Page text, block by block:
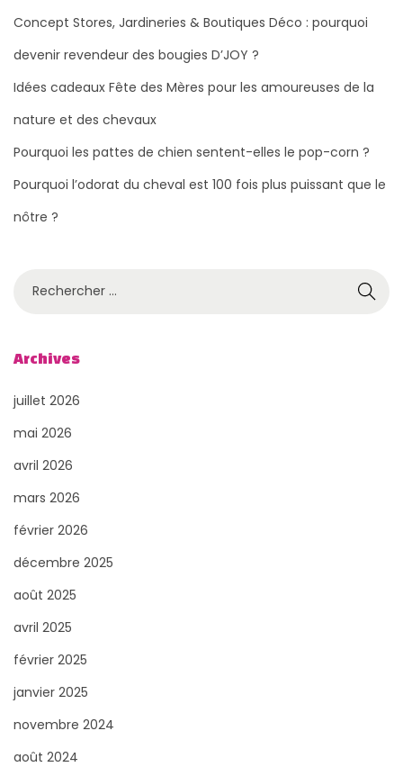
Concept Stores, Jardineries & Boutiques Déco : pourquoi
devenir revendeur des bougies D’JOY ?
Idées cadeaux Fête des Mères pour les amoureuses de la
nature et des chevaux
Pourquoi les pattes de chien sentent-elles le pop-corn ?
Pourquoi l’odorat du cheval est 100 fois plus puissant que le
nôtre ?
h
r
c
r
p
o
:
Archives
juillet 2026
mai 2026
avril 2026
mars 2026
février 2026
décembre 2025
août 2025
avril 2025
février 2025
janvier 2025
novembre 2024
août 2024